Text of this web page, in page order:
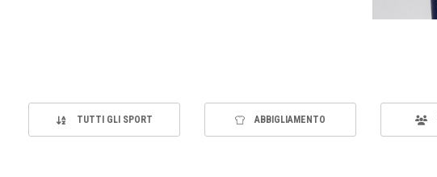
TUTTI GLI SPORT ABBIGLIAMENTO